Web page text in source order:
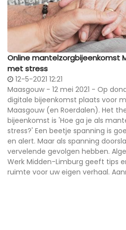
Online mantelzorgbijeenkomst
met stress
12-5-2021 12:21
Maasgouw - 12 mei 2021 - Op
digitale bijeenkomst plaats voor
Maasgouw (en Roerdalen). Het
bijeenkomst is 'Hoe ga je als
stress?' Een beetje spanning is
en alert. Maar als spanning
vervelende gevolgen hebben.
Werk Midden-Limburg geeft tips
ruimte voor uw eigen verhaal.